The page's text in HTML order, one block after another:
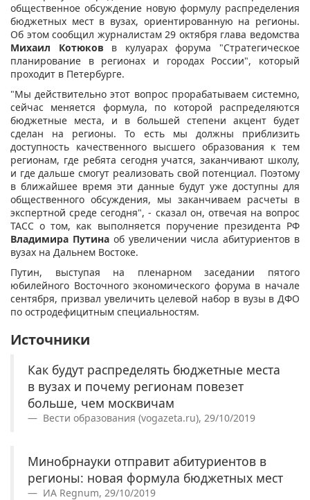
общественное обсуждение новую формулу распределения
бюджетных мест в вузах, ориентированную на регионы.
Об этом сообщил журналистам 29 октября глава ведомства
Михаил Котюков в кулуарах форума "Стратегическое
планирование в регионах и городах России", который
проходит в Петербурге.
"Мы действительно этот вопрос прорабатываем системно,
сейчас меняется формула, по которой распределяются
бюджетные места, и в большей степени акцент будет
сделан на регионы. То есть мы должны приблизить
доступность качественного высшего образования к тем
регионам, где ребята сегодня учатся, заканчивают школу,
и где дальше смогут реализовать свой потенциал. Поэтому
в ближайшее время эти данные будут уже доступны для
общественного обсуждения, мы заканчиваем расчеты в
экспертной среде сегодня", - сказал он, отвечая на вопрос
ТАСС о том, как выполняется поручение президента РФ
Владимира Путинаоб увеличении числа абитуриентов в
вузах на Дальнем Востоке.
Путин, выступая на пленарном заседании пятого
юбилейного Восточного экономического форума в начале
сентября, призвал увеличить целевой набор в вузы в ДФО
по остродефицитным специальностям.
Источники
Как будут распределять бюджетные места
в вузах и почему регионам повезет
больше, чем москвичам
Вести образования (vogazeta.ru), 29/10/2019
Минобрнауки отправит абитуриентов в
регионы: новая формула бюджетных мест
ИА Regnum, 29/10/2019